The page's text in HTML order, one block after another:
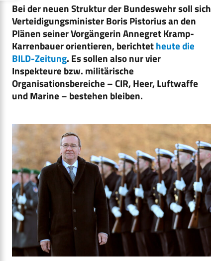
Bei der neuen Struktur der Bundeswehr soll sich
Verteidigungsminister Boris Pistorius an den
Plänen seiner Vorgängerin Annegret Kramp-
Karrenbauer orientieren, berichtetheute die
BILD-Zeitung. Es sollen also nur vier
Inspekteure bzw. militärische
Organisationsbereiche – CIR, Heer, Luftwaffe
und Marine – bestehen bleiben.